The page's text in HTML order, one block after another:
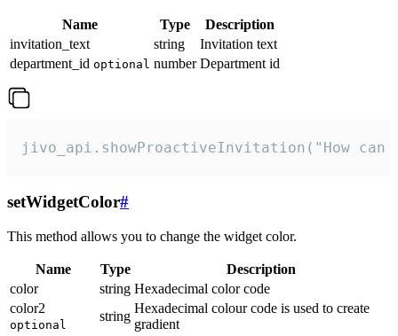
Name Type
Description
invitation_text
string
Invitation text
department_id optional number Department id
jivo_api.showProactiveInvitation("How
setWidgetColor#
This method allows you to change the widget color.
Name Type
Description
color
string Hexadecimal color code
color2
optional
string
Hexadecimal colour code is used to create
gradient